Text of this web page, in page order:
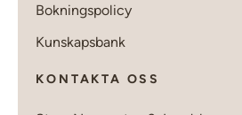
Bokningspolicy
Kunskapsbank
KONTAKTA OSS